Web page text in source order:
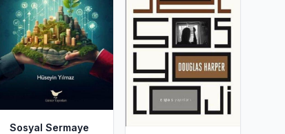
Sosyal Sermaye